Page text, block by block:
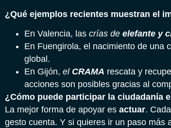
¿Qué ejemplos recientes muestran el
En Valencia, las crías de elefante y
En Fuengirola, el nacimiento de una
global.
En Gijón, el CRAMA rescata y
acciones son posibles gracias al
¿Cómo puede participar la ciudadanía
La mejor forma de apoyar es actuar.
gesto cuenta. Y si quieres ir un paso más